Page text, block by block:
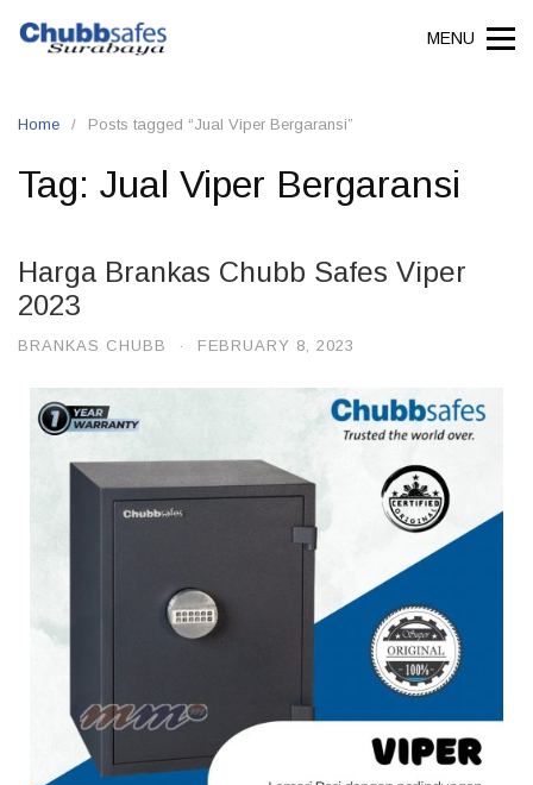
MENU
Home Posts tagged “Jual Viper Bergaransi”
Tag: Jual Viper Bergaransi
Harga Brankas Chubb Safes Viper
2023
BRANKAS CHUBB · FEBRUARY 8, 2023